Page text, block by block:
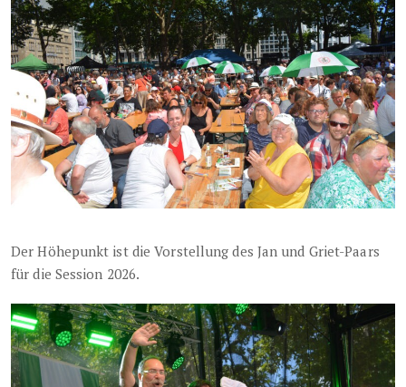
Der Höhepunkt ist die Vorstellung des Jan und Griet-Paars
für die Session 2026.